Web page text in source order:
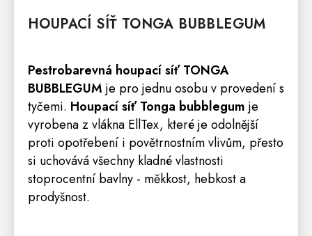
HOUPACÍ SÍŤ TONGA BUBBLEGUM
Pestrobarevná houpací síť TONGA
BUBBLEGUM je pro jednu osobu v provedení s
tyčemi. Houpací síť Tonga bubblegum je
vyrobena z vlákna EllTex, které je odolnější
proti opotřebení i povětrnostním vlivům, přesto
si uchovává všechny kladné vlastnosti
stoprocentní bavlny - měkkost, hebkost a
prodyšnost.